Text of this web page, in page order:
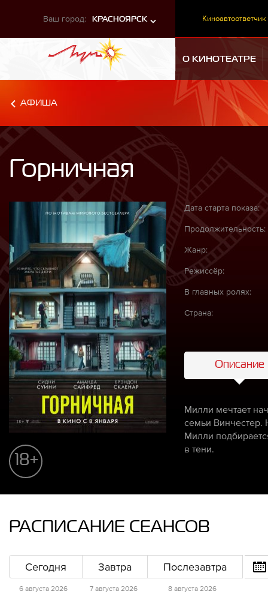
Ваш город: КРАСНОЯРСК Киноавтоответчик
О КИНОТЕАТРЕ
АФИША
Горничная
18+
Дата старта показа:
Продолжительность:
Жанр:
Режиссёр:
В главных ролях:
Страна:
Описание
Милли мечтает
семьи Винчестер.
Милли
в тени.
РАСПИСАНИЕ СЕАНСОВ
Сегодня
6 августа 2026
Завтра
7 августа 2026
Послезавтра
8 августа 2026